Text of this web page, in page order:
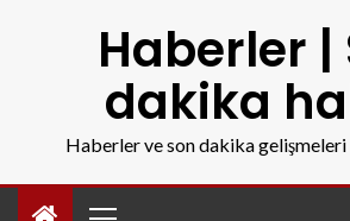
Haberler |
dakika
Haberler ve son dakika